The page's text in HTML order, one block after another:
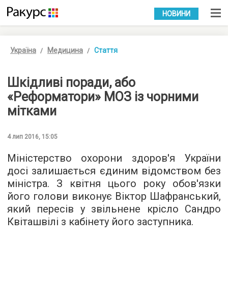
УКР РУС
НОВИНИ
Україна Медицина Стаття
Шкідливі поради, або
«Реформатори» МОЗ із чорними
мітками
4 лип 2016, 15:05
Міністерство охорони здоров'я України
досі залишається єдиним відомством без
міністра. З квітня цього року обов'язки
його голови виконує Віктор Шафранський,
який пересів у звільнене крісло Сандро
Квіташвілі з кабінету його заступника.